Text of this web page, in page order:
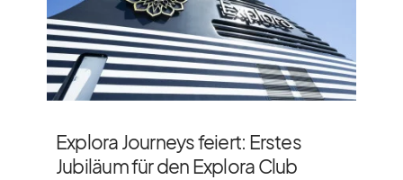
Explora Journeys feiert: Erstes
Jubiläum für den Explora Club